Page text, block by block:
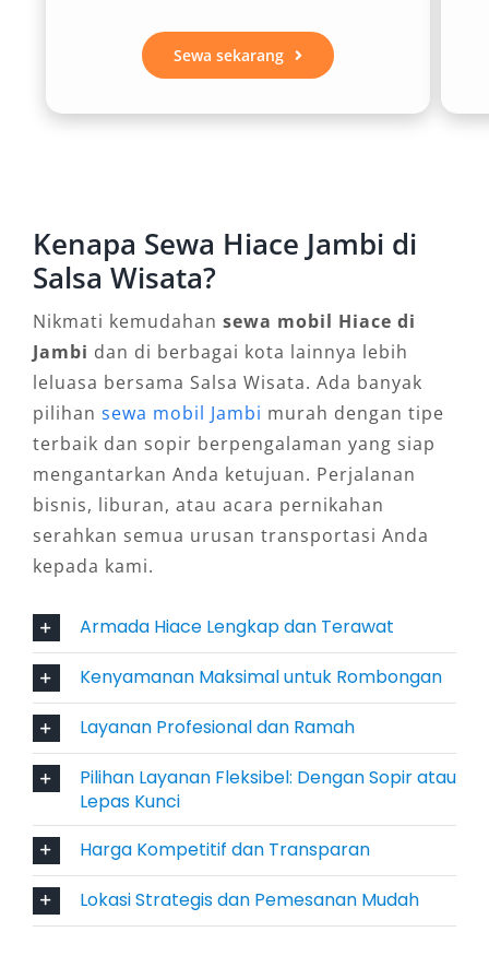
eksklusif. Fasilitas hiburan di dalam kabin juga
menambah nilai lebih, menjadikan waktu
perjalanan terasa menyenangkan.
Hiace adalah mobil serbaguna. Layanan sewa
mobil Hiace Jambi bisa dimanfaatkan untuk
keperluan city tour, ziarah keluarga, antar
jemput tamu perusahaan, hingga drop-off ke
Bandara Sultan Thaha Saifuddin. Tidak hanya
itu, Hiace juga cocok digunakan untuk kegiatan
luar kota seperti ke Kerinci, Muaro Bungo,
Sarolangun, hingga Palembang. Fleksibilitas
penggunaan menjadikan rental Hiace Jambi
sebagai pilihan strategis untuk banyak segmen
pengguna.
4. Tersedia Opsi Sewa Hiace
Dengan Sopir atau Lepas Kunci
Keleluasaan dalam memilih layanan menjadi
keunggulan tersendiri. Anda bisa
menggunakan rental Hiace Jambi lengkap
dengan sopir berpengalaman yang memahami
rute dan kondisi jalan di Jambi. Alternatifnya,
tersedia juga opsi sewa Hiace Jambi lepas kunci
bagi pengguna yang lebih nyaman menyetir
sendiri. Kedua pilihan ini memberikan
Sewa sekarang
Kenapa Sewa Hiace Jambi di
Salsa Wisata?
Nikmati kemudahan sewa mobil Hiace di
Jambi dan di berbagai kota lainnya lebih
leluasa bersama Salsa Wisata. Ada banyak
pilihan sewa mobil Jambi murah dengan tipe
terbaik dan sopir berpengalaman yang siap
mengantarkan Anda ketujuan. Perjalanan
bisnis, liburan, atau acara pernikahan
serahkan semua urusan transportasi Anda
kepada kami.
Armada Hiace Lengkap dan Terawat
Kenyamanan Maksimal untuk Rombongan
Layanan Profesional dan Ramah
Pilihan Layanan Fleksibel: Dengan Sopir atau
Lepas Kunci
Harga Kompetitif dan Transparan
Lokasi Strategis dan Pemesanan Mudah